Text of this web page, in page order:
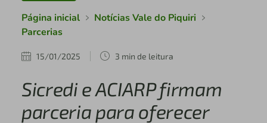
Página inicial
Notícias Vale do Piquiri
Parcerias
15/01/2025 3 min de leitura
Sicredi e ACIARP firmam
parceria para oferecer